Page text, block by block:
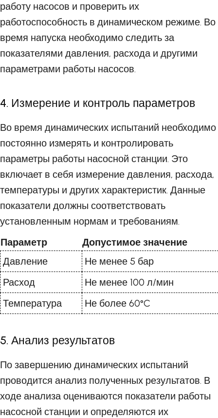
работу насосов и проверить их
работоспособность в динамическом режиме. Во
время напуска необходимо следить за
показателями давления, расхода и другими
параметрами работы насосов.
4. Измерение и контроль параметров
Во время динамических испытаний необходимо
постоянно измерять и контролировать
параметры работы насосной станции. Это
включает в себя измерение давления, расхода,
температуры и других характеристик. Данные
показатели должны соответствовать
установленным нормам и требованиям.
Параметр
Допустимое значение
Давление
Не менее 5 бар
Расход
Не менее 100 л/мин
Температура
Не более 60°C
5. Анализ результатов
По завершению динамических испытаний
проводится анализ полученных результатов. В
ходе анализа оцениваются показатели работы
насосной станции и определяются их